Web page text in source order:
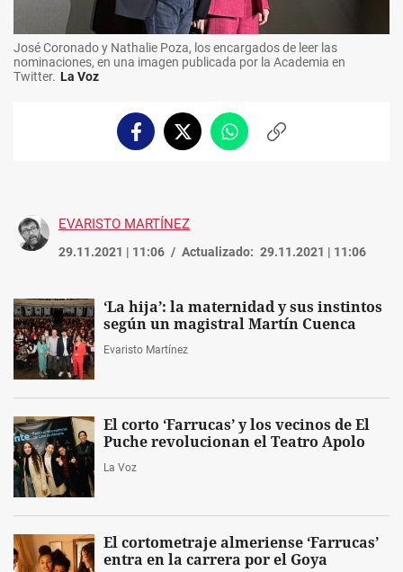
José Coronado y Nathalie Poza, los encargados de leer las
nominaciones, en una imagen publicada por la Academia en
Twitter. La Voz
FacebookTwitterWhatsappCopiar
EVARISTO MARTÍNEZ
29.11.2021 | 11:06 Actualizado: 29.11.2021 | 11:06
‘La hija’: la maternidad y sus instintos
según un magistral Martín Cuenca
Evaristo Martínez
El corto ‘Farrucas’ y los vecinos de El
Puche revolucionan el Teatro Apolo
La Voz
El cortometraje almeriense ‘Farrucas’
entra en la carrera por el Goya